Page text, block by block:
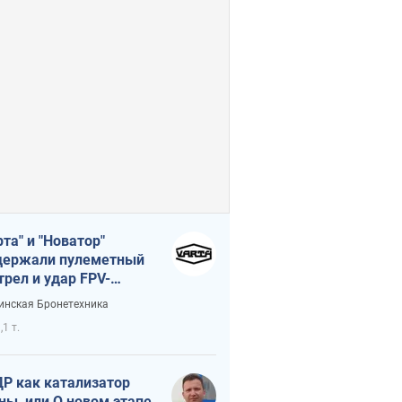
и "Новатор"
пулеметный
и удар FPV-
сохранив жизнь
Бронетехника
т.
как катализатор